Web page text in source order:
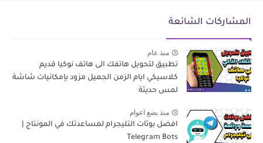
المشاركات الشائعة
منذ عام
تطبيق لتحويل هاتفك الى هاتف نوكيا قديم
كلاسيكي ايام الزمن الجميل مزود بإمكانيات شاشة
لمس حديثة
منذ بضع اعوام
افضل بوتات التليجرام لمساعدتك في المونتاج |
Telegram Bots